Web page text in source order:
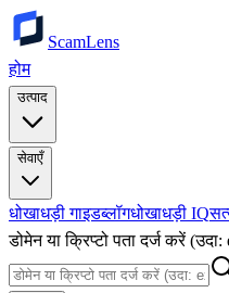
ScamLens
होम
उत्पाद
सेवाएँ
धोखाधड़ी गाइडब्लॉगधोखाधड़ी IQ
डोमेन या क्रिप्टो पता दर्ज करें